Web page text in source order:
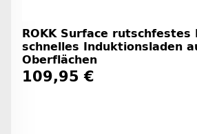
ROKK Surface rutschfestes
schnelles Induktionsladen
Oberflächen
109,95 €